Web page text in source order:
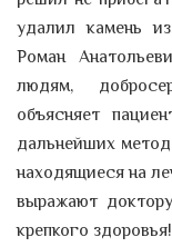
удалил камень
Роман
людям,
объясняет
дальнейших
находящиеся на
выражают
крепкого здоровья!